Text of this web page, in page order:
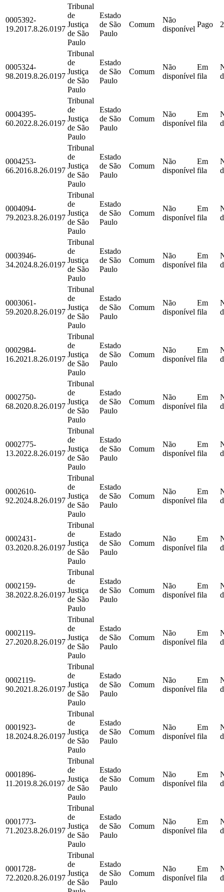
0005392-
19.2017.8.26.0197
Tribunal
de
Justiça
de São
Paulo
Estado
de São
Paulo
Comum
Não
disponível
Pago
0005324-
98.2019.8.26.0197
Tribunal
de
Justiça
de São
Paulo
Estado
de São
Paulo
Comum
Não
disponível
Em
fila
0004395-
60.2022.8.26.0197
Tribunal
de
Justiça
de São
Paulo
Estado
de São
Paulo
Comum
Não
disponível
Em
fila
0004253-
66.2016.8.26.0197
Tribunal
de
Justiça
de São
Paulo
Estado
de São
Paulo
Comum
Não
disponível
Em
fila
0004094-
79.2023.8.26.0197
Tribunal
de
Justiça
de São
Paulo
Estado
de São
Paulo
Comum
Não
disponível
Em
fila
0003946-
34.2024.8.26.0197
Tribunal
de
Justiça
de São
Paulo
Estado
de São
Paulo
Comum
Não
disponível
Em
fila
0003061-
59.2020.8.26.0197
Tribunal
de
Justiça
de São
Paulo
Estado
de São
Paulo
Comum
Não
disponível
Em
fila
0002984-
16.2021.8.26.0197
Tribunal
de
Justiça
de São
Paulo
Estado
de São
Paulo
Comum
Não
disponível
Em
fila
0002750-
68.2020.8.26.0197
Tribunal
de
Justiça
de São
Paulo
Estado
de São
Paulo
Comum
Não
disponível
Em
fila
0002775-
13.2022.8.26.0197
Tribunal
de
Justiça
de São
Paulo
Estado
de São
Paulo
Comum
Não
disponível
Em
fila
0002610-
92.2024.8.26.0197
Tribunal
de
Justiça
de São
Paulo
Estado
de São
Paulo
Comum
Não
disponível
Em
fila
0002431-
03.2020.8.26.0197
Tribunal
de
Justiça
de São
Paulo
Estado
de São
Paulo
Comum
Não
disponível
Em
fila
0002159-
38.2022.8.26.0197
Tribunal
de
Justiça
de São
Paulo
Estado
de São
Paulo
Comum
Não
disponível
Em
fila
0002119-
27.2020.8.26.0197
Tribunal
de
Justiça
de São
Paulo
Estado
de São
Paulo
Comum
Não
disponível
Em
fila
0002119-
90.2021.8.26.0197
Tribunal
de
Justiça
de São
Paulo
Estado
de São
Paulo
Comum
Não
disponível
Em
fila
0001923-
18.2024.8.26.0197
Tribunal
de
Justiça
de São
Paulo
Estado
de São
Paulo
Comum
Não
disponível
Em
fila
0001896-
11.2019.8.26.0197
Tribunal
de
Justiça
de São
Paulo
Estado
de São
Paulo
Comum
Não
disponível
Em
fila
0001773-
71.2023.8.26.0197
Tribunal
de
Justiça
de São
Paulo
Estado
de São
Paulo
Comum
Não
disponível
Em
fila
0001728-
72.2020.8.26.0197
Tribunal
de
Justiça
de São
Estado
de São
Paulo
Comum
Não
disponível
Em
fila